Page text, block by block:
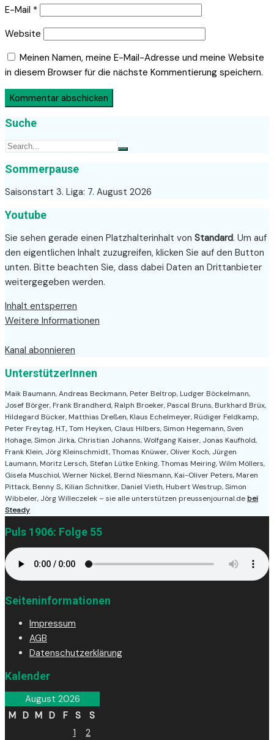
E-Mail *
Website
Meinen Namen, meine E-Mail-Adresse und meine Website
in diesem Browser für die nächste Kommentierung speichern.
Suche
Sommerpause
Saisonstart 3. Liga: 7. August 2026
Youtube
Sie sehen gerade einen Platzhalterinhalt von Standard. Um auf
den eigentlichen Inhalt zuzugreifen, klicken Sie auf den Button
unten. Bitte beachten Sie, dass dabei Daten an Drittanbieter
weitergegeben werden.
Inhalt entsperren
Weitere Informationen
Kanal abonnieren
UnterstützerInnen
Maik Baumann, Andreas Beckmann, Peter Beltrop, Ludger Böckelmann,
Josef Börger, Frank Brandherd, Ralph Broeker, Pascal Bruns, Burkhard Brüx,
Hildegard Bücker, Matthias Dreßen, Klaus Echelmeyer, Rüdiger Feldkamp,
Peter Freytag, H.T., Tom Heyken, Claus Hilbers, Simon Hegemann, Sven
Hohage, Simon Jirka, Christian Johanns, Wolfgang Kaiser, Jonas Kaufhold,
Frank Klein, Jörg Kleinschmidt, Thomas Knüwer, Oliver Koch, Jürgen
Laumann, Moritz Lersch, Stefan Lütke Enking, Thomas Meiring, Wilm Möllers,
Gisela Muschiol, Werner Nickel, Bernd Niesmann, Kai-Oliver Peters, Maren
Pittack, Benny S., Kilian Schnitker, Daniel Vieth, Hubert Westrup, Simon
Wibbeler, Jörg Willeczelek – sie alle unterstützen preussenjournal.de bei
Steady
Puls 1906: Folge 55
Seiteninformationen
Impressum
AGB
Datenschutzerklärung
Kalender
August 2026
M D M D F S
S
1
2